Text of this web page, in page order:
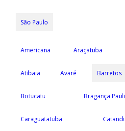
São Paulo
Americana Araçatuba
Atibaia Avaré Barretos
Botucatu Bragança
Caraguatatuba